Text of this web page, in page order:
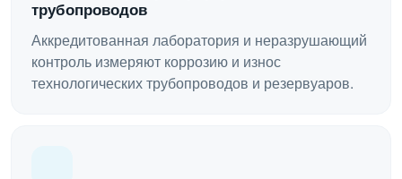
трубопроводов
Аккредитованная лаборатория и неразрушающий
контроль измеряют коррозию и износ
технологических трубопроводов и резервуаров.